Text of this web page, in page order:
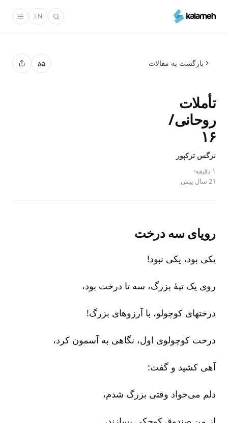
محتوای
EN
بازگشت به مقالات Aa
تأملات
روحانی/
۱۶
نرگس ترکپور
۱ دقیقه
21 سال پیش
رویای سه درخت
یکی بود، یکی نبود!
روی یک تپۀ بزرگ‌، سه تا درخت بود،
درختهای کوچولو، با آرزوهای بزرگ‌!
درخت کوچولوی اول‌، نگاهی به آسمون کرد،
آهی کشید و گفت‌:
دلم می‌خواد وقتی بزرگ شدم‌،